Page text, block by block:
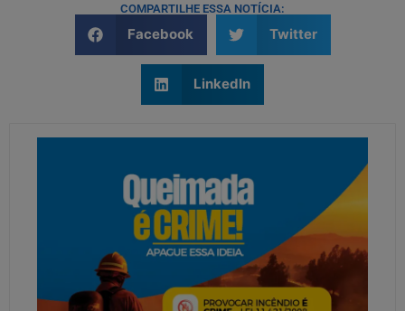
COMPARTILHE ESSA NOTÍCIA:
Facebook Twitter
LinkedIn